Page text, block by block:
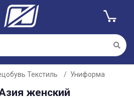
Текстиль Униформа
женский